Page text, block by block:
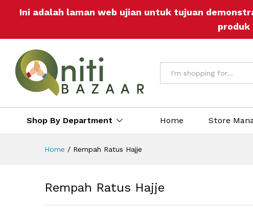
Ini adalah laman web ujian untuk tujuan
Shop By Department Home Store
Home / Rempah Ratus Hajje
Rempah Ratus Hajje
Description Reviews (0) More Offers